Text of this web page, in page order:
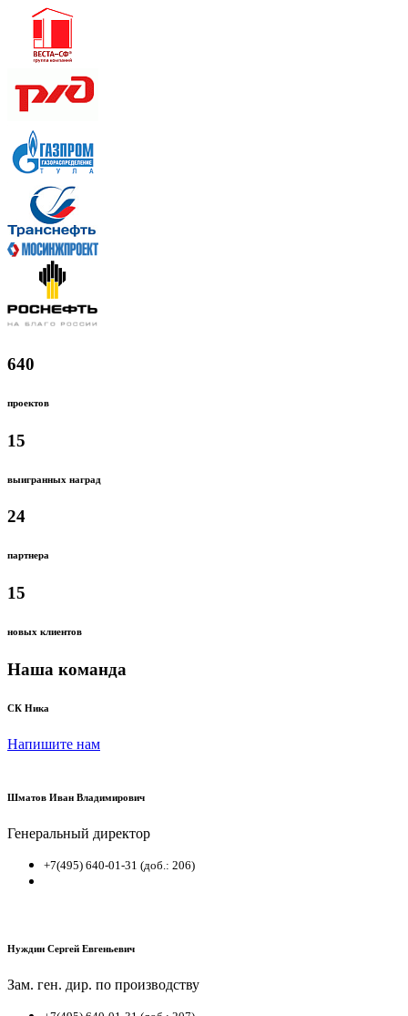
640
проектов
15
выигранных наград
24
партнера
15
новых клиентов
Наша команда
СК Ника
Напишите нам
Шматов Иван Владимирович
Генеральный директор
+7(495) 640-01-31 (доб.: 206)
Нуждин Сергей Евгеньевич
Зам. ген. дир. по производству